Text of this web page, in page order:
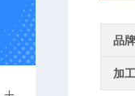
品牌
加